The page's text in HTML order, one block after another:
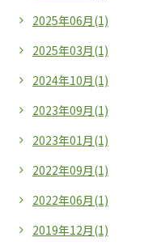
2025年06月(1)
2025年03月(1)
2024年10月(1)
2023年09月(1)
2023年01月(1)
2022年09月(1)
2022年06月(1)
2019年12月(1)